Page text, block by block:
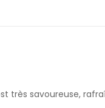
très savoureuse,